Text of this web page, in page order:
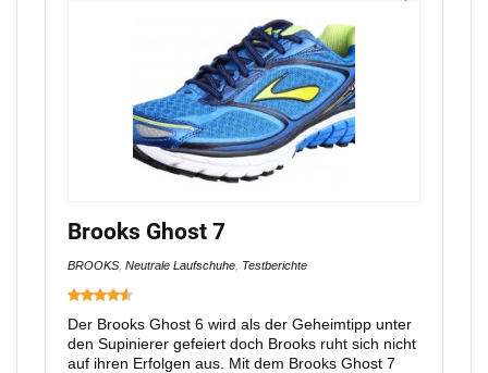
Brooks Ghost 7
BROOKS Neutrale Laufschuhe Testberichte
Der Brooks Ghost 6 wird als der Geheimtipp unter
den Supinierer gefeiert doch Brooks ruht sich nicht
auf ihren Erfolgen aus. Mit dem Brooks Ghost 7